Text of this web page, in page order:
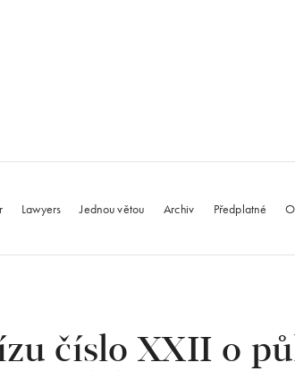
Lawyers Jednou větou Archiv Předplatné
číslo XXII o